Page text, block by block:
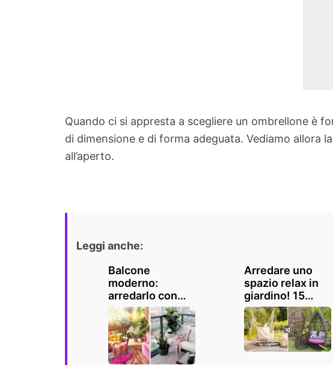
Quando ci si appresta a scegliere un ombrellone è
di dimensione e di forma adeguata. Vediamo allora
all’aperto.
Leggi anche:
Balcone
moderno:
arredarlo con
gusto con
queste 10 belle
idee di design
Arredare uno
spazio relax in
giardino! 15
ispirazioni